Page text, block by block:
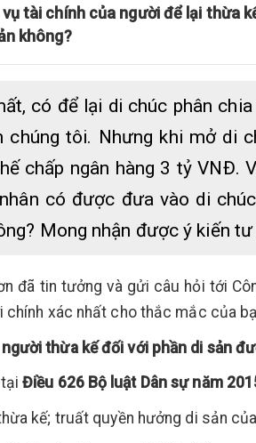
tài chính của người để lại thừa
không?
có để lại di chúc phân
chúng tôi. Nhưng khi mở di
chấp ngân hàng 3 tỷ VNĐ.
có được đưa vào di
Mong nhận được ý kiến
đã tin tưởng và gửi câu hỏi tới
chính xác nhất cho thắc mắc của
thừa kế đối với phần di sản
Điều 626 Bộ luật Dân sự năm
kế; truất quyền hưởng di sản